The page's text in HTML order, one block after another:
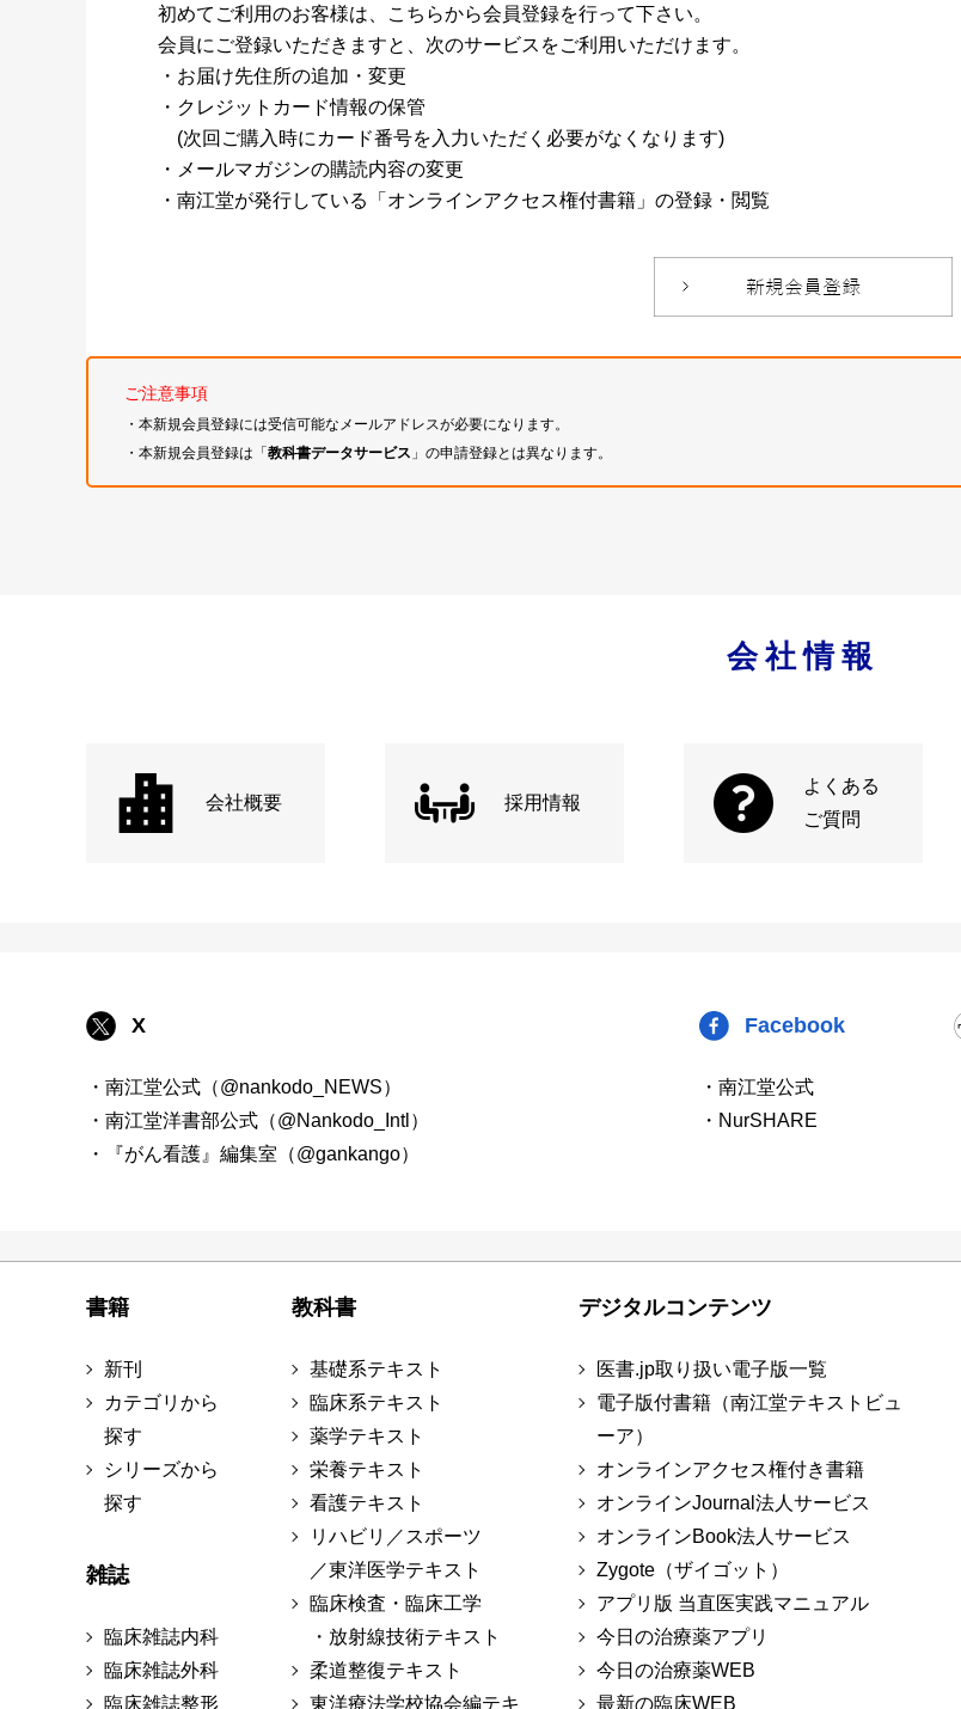
初めてご利用のお客様は、こちらから会員登録を行って下さい。
会員にご登録いただきますと、次のサービスをご利用いただけます。
・お届け先住所の追加・変更
・クレジットカード情報の保管
(次回ご購入時にカード番号を入力いただく必要がなくなります)
・メールマガジンの購読内容の変更
・南江堂が発行している「オンラインアクセス権付書籍」の登録・閲覧
ご注意事項
・本新規会員登録には受信可能なメールアドレスが必要になります。
・本新規会員登録は「教科書データサービス 」の申請登録とは異なります。
会社情報
会社概要 採用情報
よくある
ご質問
X
・南江堂公式（@nankodo_NEWS）
・南江堂洋書部公式（@Nankodo_Intl）
・『がん看護』編集室（@gankango）
Facebook
・南江堂公式
・NurSHARE
書籍
新刊
カテゴリから
探す
シリーズから
探す
雑誌
臨床雑誌内科
臨床雑誌外科
臨床雑誌整形
教科書
基礎系テキスト
臨床系テキスト
薬学テキスト
栄養テキスト
看護テキスト
リハビリ／スポーツ
／東洋医学テキスト
臨床検査・臨床工学
・放射線技術テキスト
柔道整復テキスト
東洋療法学校協会編テキ
デジタルコンテンツ
医書.jp取り扱い電子版一覧
電子版付書籍（南江堂テキストビュ
ーア）
オンラインアクセス権付き書籍
オンラインJournal法人サービス
オンラインBook法人サービス
Zygote（ザイゴット）
アプリ版 当直医実践マニュアル
今日の治療薬アプリ
今日の治療薬WEB
最新の臨床WEB